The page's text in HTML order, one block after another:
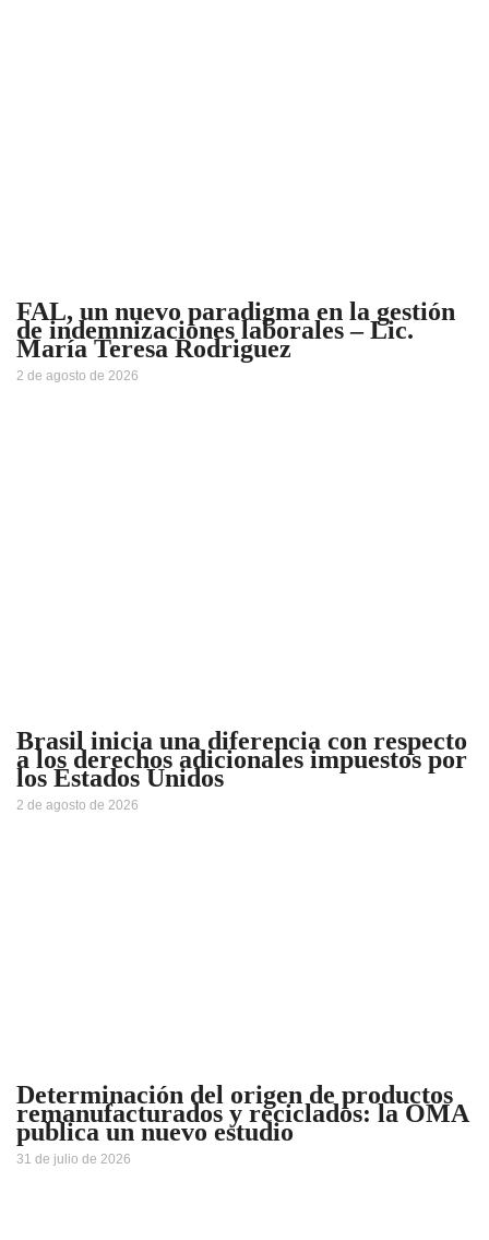
FAL, un nuevo paradigma en la gestión
de indemnizaciones laborales – Lic.
María Teresa Rodriguez
2 de agosto de 2026
Brasil inicia una diferencia con respecto
a los derechos adicionales impuestos por
los Estados Unidos
2 de agosto de 2026
Determinación del origen de productos
remanufacturados y reciclados: la OMA
publica un nuevo estudio
31 de julio de 2026